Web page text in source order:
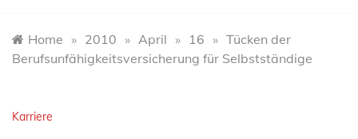
Home » 2010 » April » 16 » Tücken der
Berufsunfähigkeitsversicherung für Selbstständige
Karriere